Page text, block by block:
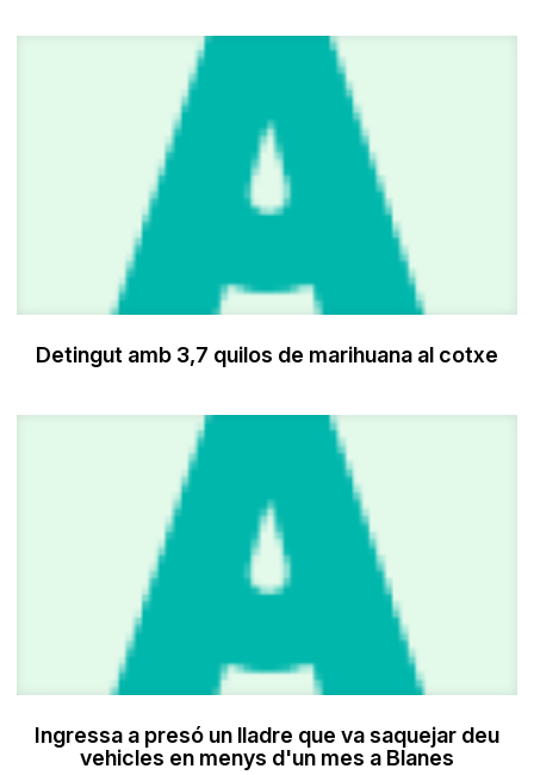
Detingut amb 3,7 quilos de marihuana al cotxe
Ingressa a presó un lladre que va saquejar deu
vehicles en menys d'un mes a Blanes